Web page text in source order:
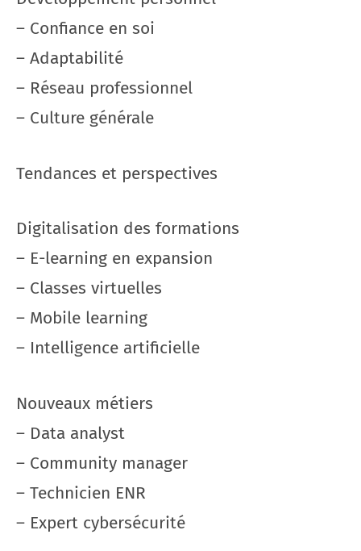
– Confiance en soi
– Adaptabilité
– Réseau professionnel
– Culture générale
Tendances et perspectives
Digitalisation des formations
– E-learning en expansion
– Classes virtuelles
– Mobile learning
– Intelligence artificielle
Nouveaux métiers
– Data analyst
– Community manager
– Technicien ENR
– Expert cybersécurité